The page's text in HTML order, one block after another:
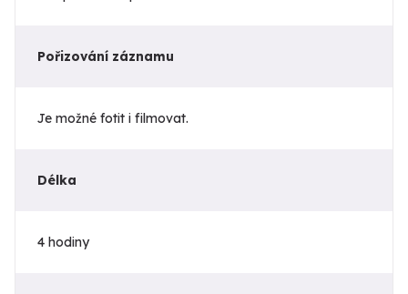
Pořizování záznamu
Je možné fotit i filmovat.
Délka
4 hodiny